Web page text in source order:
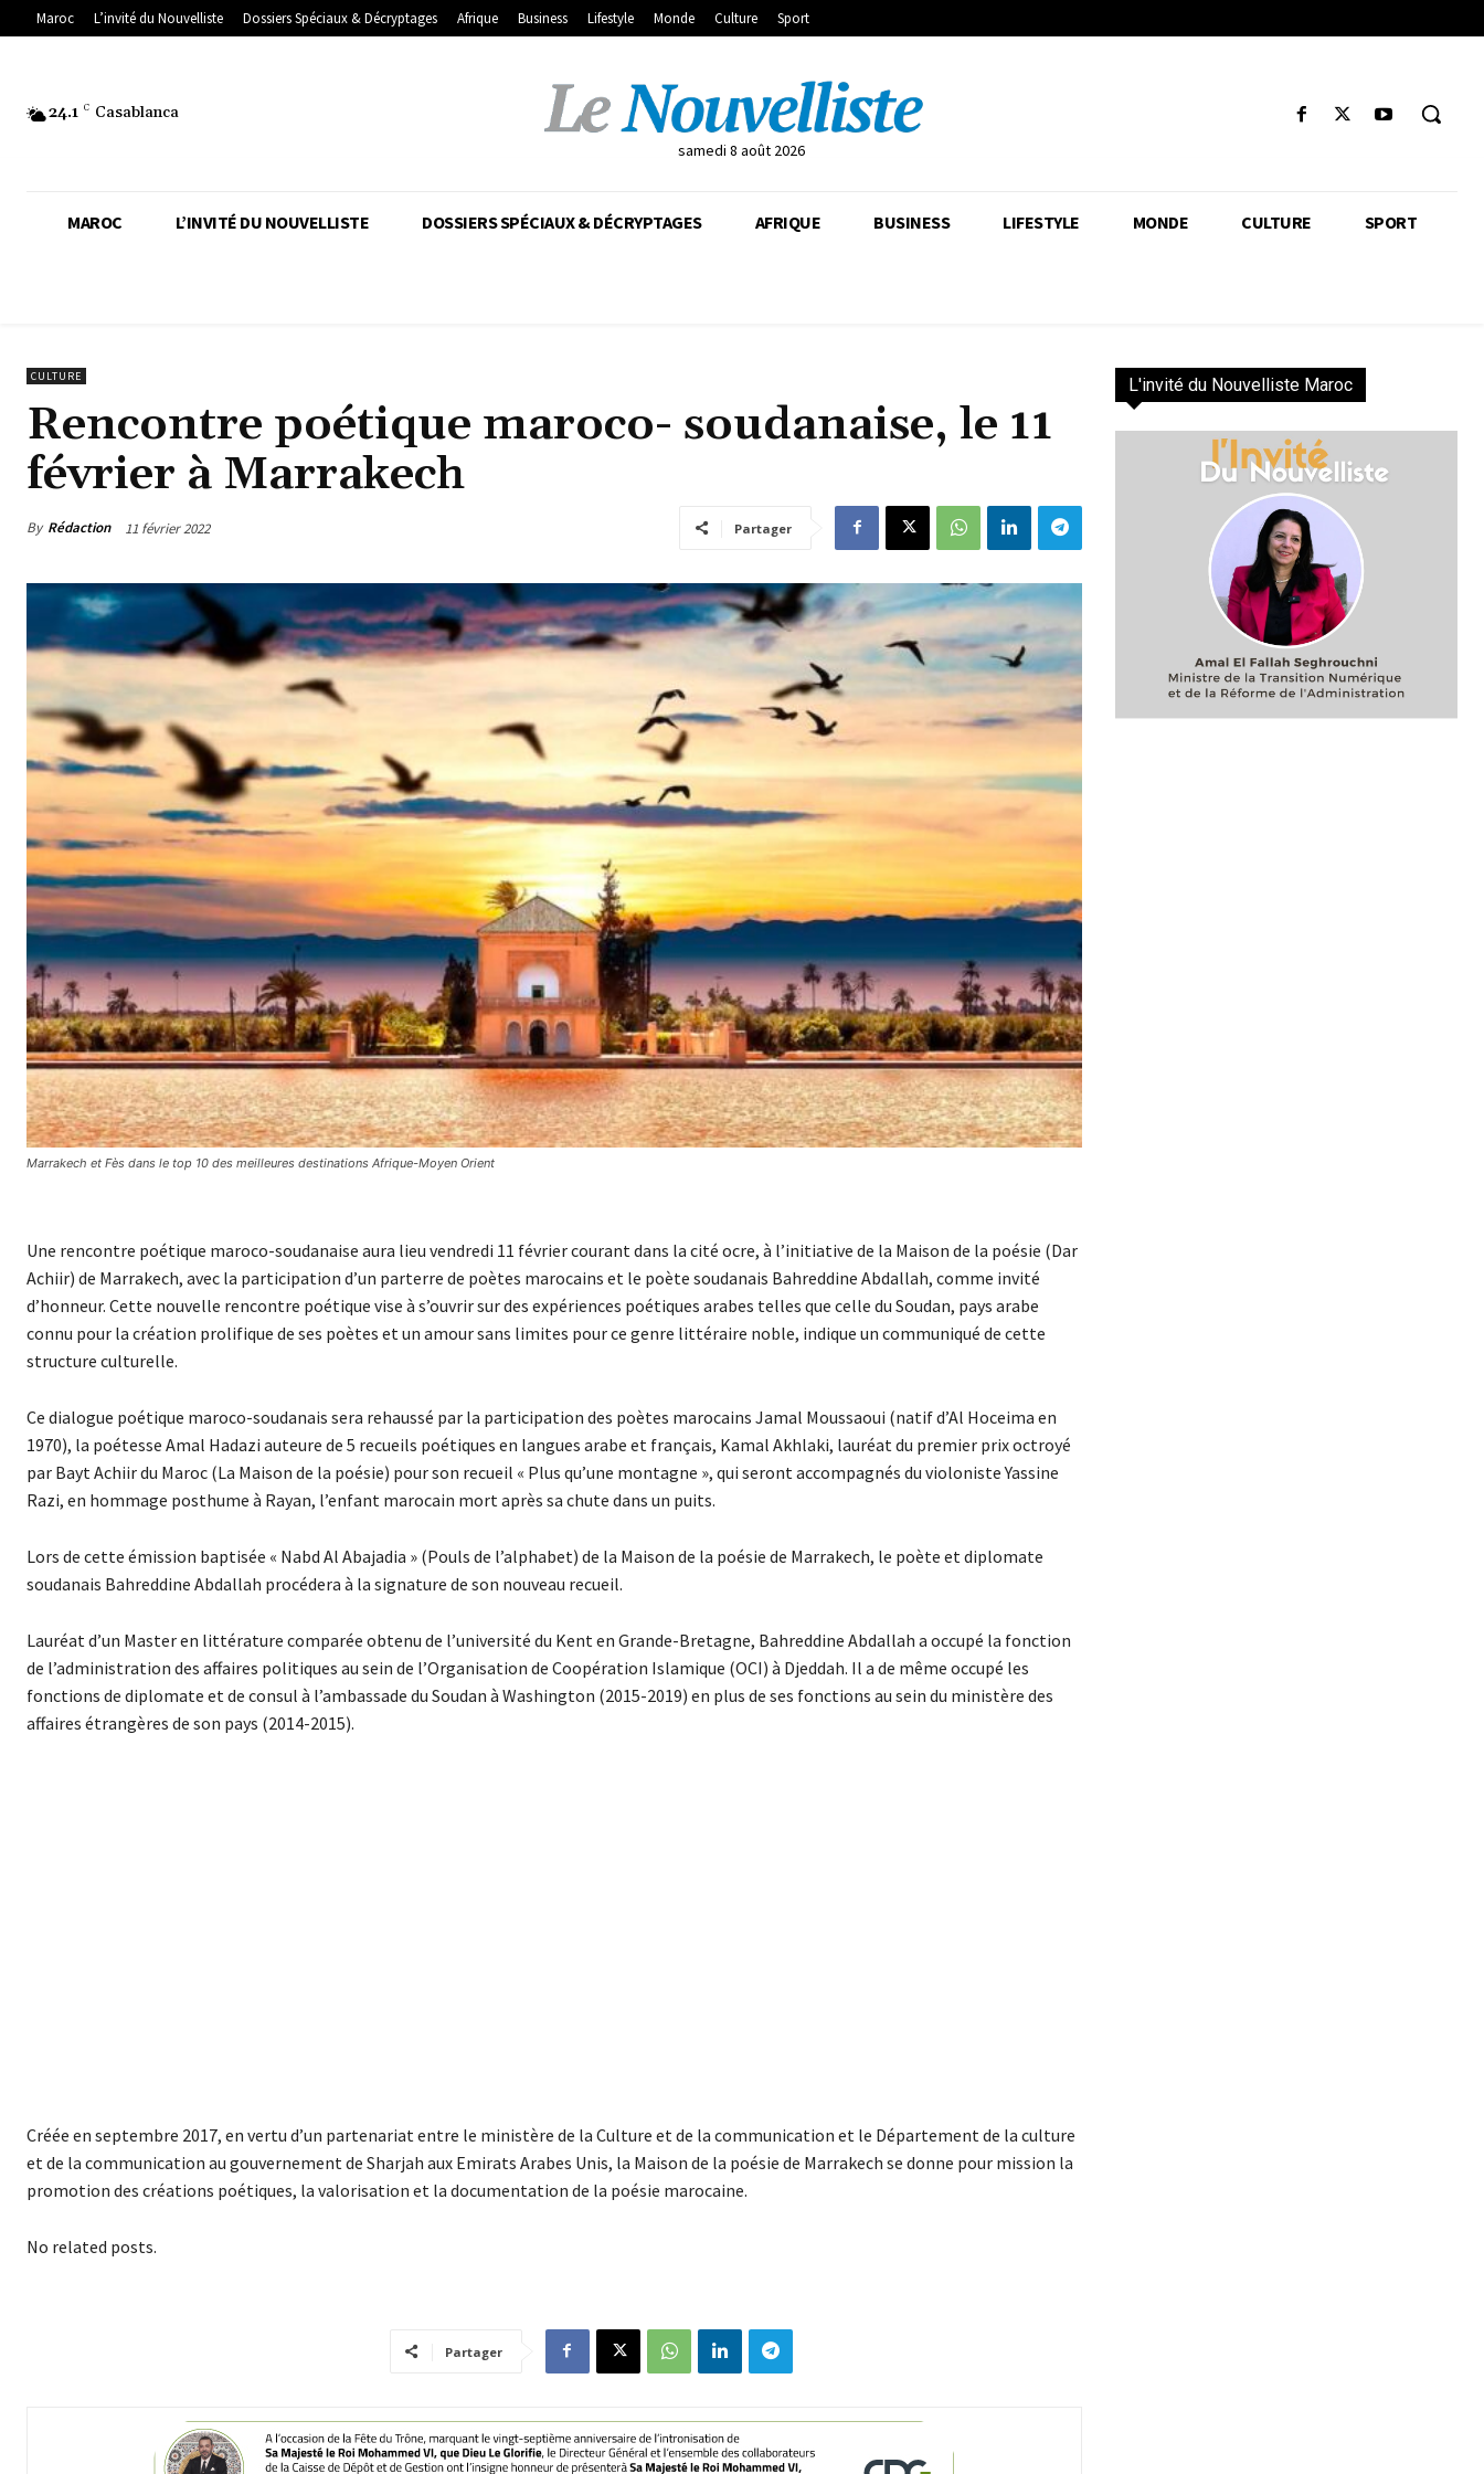
Maroc L’invité du Nouvelliste Dossiers Spéciaux & Décryptages Afrique Business Lifestyle Monde Culture Sport
24.1 C Casablanca
samedi 8 août 2026
MAROC L’INVITÉ DU NOUVELLISTE DOSSIERS SPÉCIAUX & DÉCRYPTAGES AFRIQUE BUSINESS LIFESTYLE MONDE CULTURE SPORT
CULTURE
Rencontre poétique maroco- soudanaise, le 11
février à Marrakech
By Rédaction 11 février 2022 Partager
Marrakech et Fès dans le top 10 des meilleures destinations Afrique-Moyen Orient
Une rencontre poétique maroco-soudanaise aura lieu vendredi 11 février courant dans la cité ocre, à l’initiative de la Maison de la poésie (Dar
Achiir) de Marrakech, avec la participation d’un parterre de poètes marocains et le poète soudanais Bahreddine Abdallah, comme invité
d’honneur. Cette nouvelle rencontre poétique vise à s’ouvrir sur des expériences poétiques arabes telles que celle du Soudan, pays arabe
connu pour la création prolifique de ses poètes et un amour sans limites pour ce genre littéraire noble, indique un communiqué de cette
structure culturelle.
Ce dialogue poétique maroco-soudanais sera rehaussé par la participation des poètes marocains Jamal Moussaoui (natif d’Al Hoceima en
1970), la poétesse Amal Hadazi auteure de 5 recueils poétiques en langues arabe et français, Kamal Akhlaki, lauréat du premier prix octroyé
par Bayt Achiir du Maroc (La Maison de la poésie) pour son recueil « Plus qu’une montagne », qui seront accompagnés du violoniste Yassine
Razi, en hommage posthume à Rayan, l’enfant marocain mort après sa chute dans un puits.
Lors de cette émission baptisée « Nabd Al Abajadia » (Pouls de l’alphabet) de la Maison de la poésie de Marrakech, le poète et diplomate
soudanais Bahreddine Abdallah procédera à la signature de son nouveau recueil.
Lauréat d’un Master en littérature comparée obtenu de l’université du Kent en Grande-Bretagne, Bahreddine Abdallah a occupé la fonction
de l’administration des affaires politiques au sein de l’Organisation de Coopération Islamique (OCI) à Djeddah. Il a de même occupé les
fonctions de diplomate et de consul à l’ambassade du Soudan à Washington (2015-2019) en plus de ses fonctions au sein du ministère des
affaires étrangères de son pays (2014-2015).
Créée en septembre 2017, en vertu d’un partenariat entre le ministère de la Culture et de la communication et le Département de la culture
et de la communication au gouvernement de Sharjah aux Emirats Arabes Unis, la Maison de la poésie de Marrakech se donne pour mission la
promotion des créations poétiques, la valorisation et la documentation de la poésie marocaine.
No related posts.
Partager
L'invité du Nouvelliste Maroc